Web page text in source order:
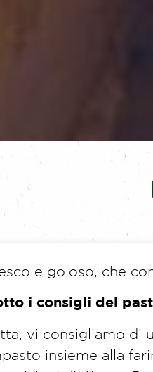
e goloso, che
i consigli del
vi consigliamo di
insieme alla